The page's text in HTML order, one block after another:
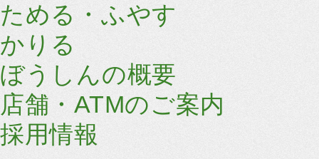
ためる・ふやす
かりる
ぼうしんの概要
店舗・ATMのご案内
採用情報